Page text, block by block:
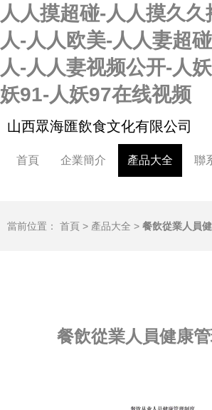
人人摸超碰-人人摸久久
人-人人欧美-人人妻超
人-人人妻视频公开-人
妖91-人妖97在线视频
山西眾海匯飲食文化有限公司
首頁 企業簡介 產品大全 聯
當前位置： 首頁 > 產品大全 > 餐飲從業人員
餐飲從業人員健康